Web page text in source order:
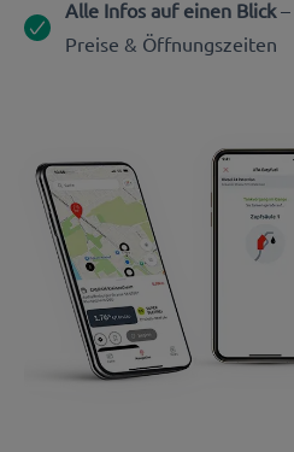
Alle Infos auf einen Blick–
Preise & Öffnungszeiten